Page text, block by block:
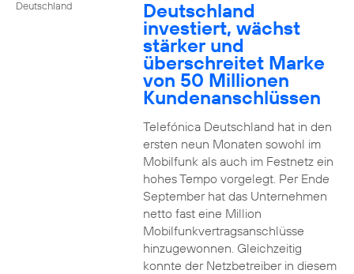
Deutschland
Deutschland
investiert, wächst
stärker und
überschreitet Marke
von 50 Millionen
Kundenanschlüssen
Telefónica Deutschland hat in den
ersten neun Monaten sowohl im
Mobilfunk als auch im Festnetz ein
hohes Tempo vorgelegt. Per Ende
September hat das Unternehmen
netto fast eine Million
Mobilfunkvertragsanschlüsse
hinzugewonnen. Gleichzeitig
konnte der Netzbetreiber in diesem